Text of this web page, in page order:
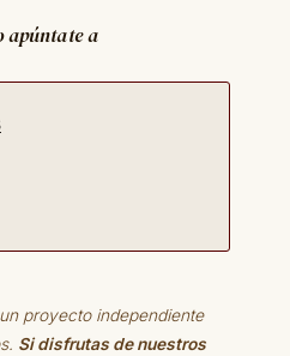
apúntate a
proyecto independiente
Si disfrutas de nuestros